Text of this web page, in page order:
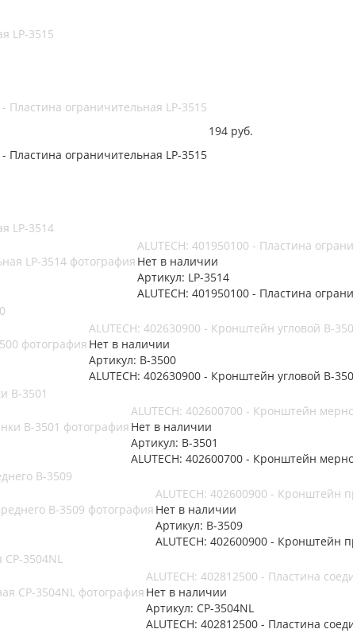
LP-3515
- Пластина ограничительная LP-3515
- Пластина ограничительная LP-3515
194 руб.
LP-3514
ALUTECH: 401950100 - Пластина
Нет в наличии
Артикул: LP-3514
ALUTECH: 401950100 - Пластина
ALUTECH: 402630900 - Кронштейн угловой B-
Нет в наличии
Артикул: B-3500
ALUTECH: 402630900 - Кронштейн угловой B-
B-3501
ALUTECH: 402600700 - Кронштейн
Нет в наличии
Артикул: B-3501
ALUTECH: 402600700 - Кронштейн
B-3509
ALUTECH: 402600900 - Кронштейн
Нет в наличии
Артикул: B-3509
ALUTECH: 402600900 - Кронштейн
CP-3504NL
ALUTECH: 402812500 - Пластина
Нет в наличии
Артикул: CP-3504NL
ALUTECH: 402812500 - Пластина